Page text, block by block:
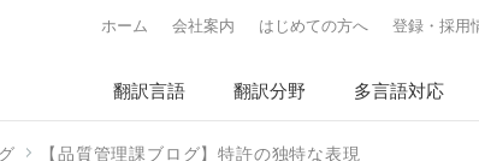
翻訳言語 翻訳分野 多言語対応
ホーム 会社案内 はじめての方へ 登録・採用
【品質管理課ブログ】特許の独特な表現